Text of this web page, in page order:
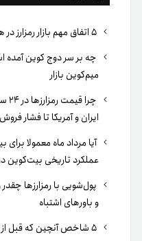
چه بر سر دوج کوین آمده
میم‌کوین بازار
ایران و آمریکا تا فشار فروش
آیا مرداد ماه معمولا
عملکرد تاریخی بیت‌کوین
پول‌شویی با رمزارزها
و باورهای اشتباه